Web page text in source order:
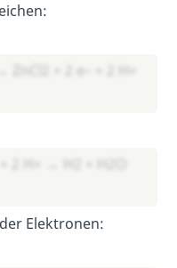
ZnCl2 + 2 e– + 2 H+
+ 2 H+ → H2 + H2O
Elektronen: